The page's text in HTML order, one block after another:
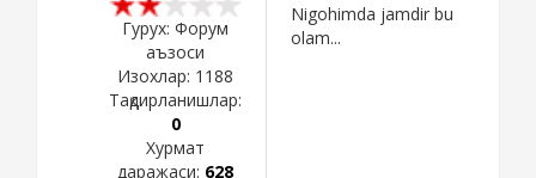
Гурух: Форум
аъзоси
Изохлар: 1188
Тақдирланишлар:
0
Хурмат
даражаси: 628
Nigohimda jamdir bu
olam...